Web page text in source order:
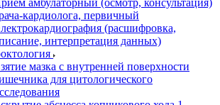
амбулаторный (осмотр, консультация)
кардиолога, первичный
(расшифровка,
интерпретация данных)
мазка с внутренней поверхности
для цитологического